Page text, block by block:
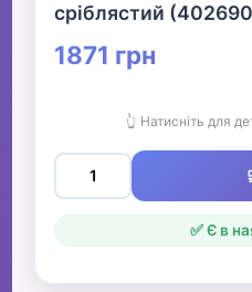
сріблястий
1871 грн
👆 Натисніть для
✅ Є в